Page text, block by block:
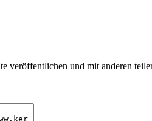
veröffentlichen und mit anderen